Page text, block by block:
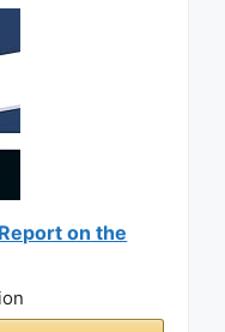
on the